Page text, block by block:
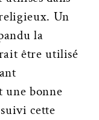
Un
la
être utilisé
une bonne
cette